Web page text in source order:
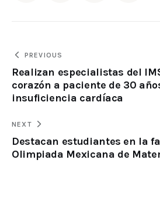
PREVIOUS
Realizan especialistas del
corazón a paciente de 30
insuficiencia cardíaca
NEXT
Destacan estudiantes en la
Olimpiada Mexicana de